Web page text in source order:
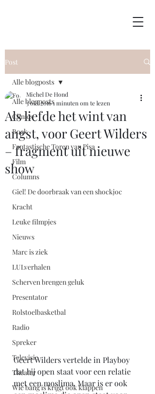
Post
Alle blogposts
Clinics
Boek
Fantastische Toren van Pisa
Film
Columns
Giel! De doorbraak van een shockjoc
Kracht
Leuke filmpjes
Nieuws
Marc is ziek
LULverhalen
Scherven brengen geluk
Presentator
Rolstoelbasketbal
Radio
Spreker
Televisie
Theater
Wie bang is krijgt ook klappen
Alle blogposts
Als liefde het wint van
angst, voor Geert Wilders
– fragment uit nieuwe
show
Michel De Hond
3 okt 20161 minuten om te lezen
Geert Wilders vertelde in Playboy
dat hij open staat voor een relatie
met een moslima. Maar is er ook